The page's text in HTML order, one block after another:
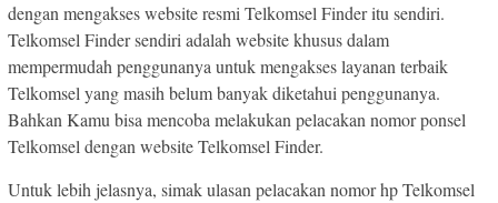
dengan mengakses website resmi Telkomsel Finder itu sendiri.
Telkomsel Finder sendiri adalah website khusus dalam
mempermudah penggunanya untuk mengakses layanan terbaik
Telkomsel yang masih belum banyak diketahui penggunanya.
Bahkan Kamu bisa mencoba melakukan pelacakan nomor ponsel
Telkomsel dengan website Telkomsel Finder.
Untuk lebih jelasnya, simak ulasan pelacakan nomor hp Telkomsel